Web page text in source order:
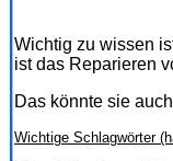
Wichtig zu wissen
ist das Reparieren
Das könnte sie
Wichtige Schlagwörter